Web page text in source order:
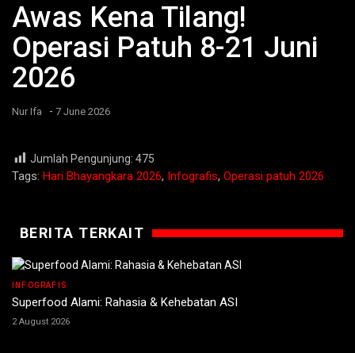
Awas Kena Tilang!
Operasi Patuh 8-21 Juni
2026
Nur Ifa - 7 June 2026
Jumlah Pengunjung: 475
Tags: Hari Bhayangkara 2026, Infografis, Operasi patuh 2026
BERITA TERKAIT
INFOGRAFIS
Superfood Alami: Rahasia & Kehebatan ASI
2 August 2026